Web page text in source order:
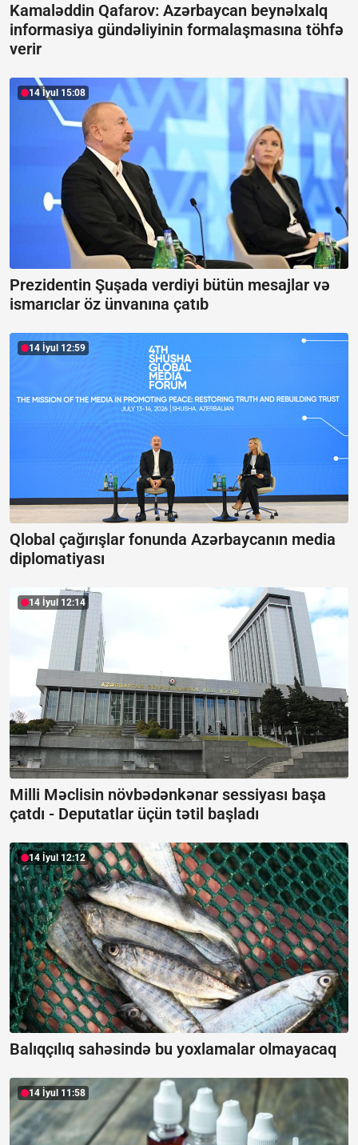
Kamaləddin Qafarov: Azərbaycan beynəlxalq
informasiya gündəliyinin formalaşmasına töhfə
verir
14 İyul 15:08
Prezidentin Şuşada verdiyi bütün mesajlar və
ismarıclar öz ünvanına çatıb
14 İyul 12:59
Qlobal çağırışlar fonunda Azərbaycanın media
diplomatiyası
14 İyul 12:14
Milli Məclisin növbədənkənar sessiyası başa
çatdı - Deputatlar üçün tətil başladı
14 İyul 12:12
Balıqçılıq sahəsində bu yoxlamalar olmayacaq
14 İyul 11:58